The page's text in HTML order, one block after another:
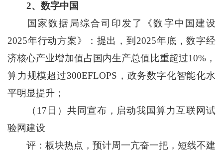
2、数字中国
国家数据局综合司印发了《数字中国建设
2025年行动方案》：提出，到2025年底，数字经
济核心产业增加值占国内生产总值比重超过10%，
算力规模超过300EFLOPS，政务数字化智能化水
平明显提升；
（17日）共同宣布，启动我国算力互联网试
验网建设
评：板块热点，预计周一亢奋一把，短线不建